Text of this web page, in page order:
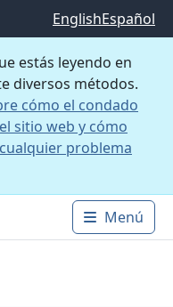
EnglishEspañol
estás leyendo en
diversos métodos.
cómo el condado
sitio web y cómo
problema
Main
Menú